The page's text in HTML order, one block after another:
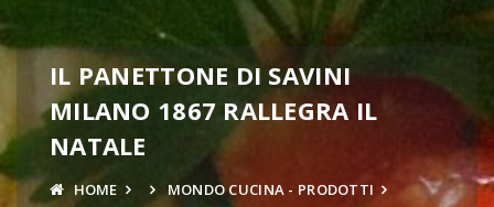
IL PANETTONE DI SAVINI
MILANO 1867 RALLEGRA IL
NATALE
HOME
MONDO CUCINA - PRODOTTI